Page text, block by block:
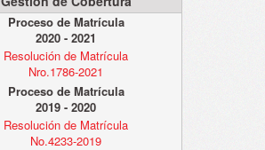
Proceso de Matrícula
2020 - 2021
Resolución de Matrícula
Nro.1786-2021
Proceso de Matrícula
2019 - 2020
Resolución de Matrícula
No.4233-2019